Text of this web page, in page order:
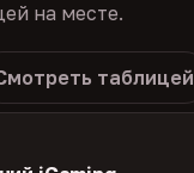
на месте.
таблицей